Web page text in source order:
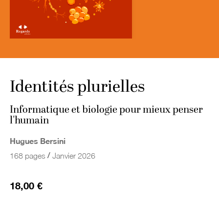
Identités plurielles
Informatique et biologie pour mieux penser
l'humain
Hugues Bersini
168 pages / Janvier 2026
18,00 €